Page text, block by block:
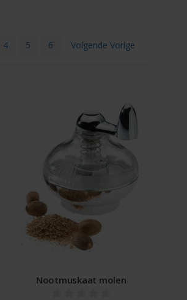
4 5 6 Volgende Vorige
Nootmuskaat molen